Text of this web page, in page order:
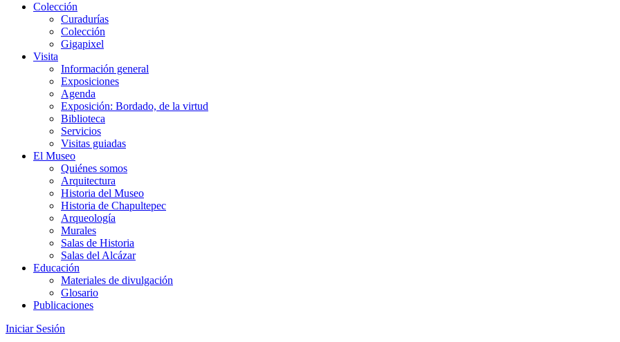
Colección
Curadurías
Colección
Gigapixel
Visita
Información general
Exposiciones
Agenda
Exposición: Bordado, de la virtud
Biblioteca
Servicios
Visitas guiadas
El Museo
Quiénes somos
Arquitectura
Historia del Museo
Historia de Chapultepec
Arqueología
Murales
Salas de Historia
Salas del Alcázar
Educación
Materiales de divulgación
Glosario
Publicaciones
Iniciar Sesión